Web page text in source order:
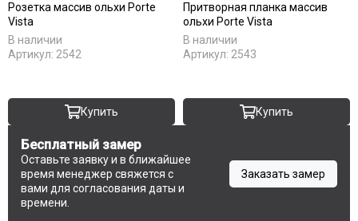
Розетка массив ольхи Porte
Vista
В наличии
Артикул: 2542
Купить
Притворная планка массив
ольхи Porte Vista
В наличии
Артикул: 2543
Купить
Бесплатный замер
Оставьте заявку и в ближайшее
время менеджер свяжется с
вами для согласования даты и
времени.
Заказать замер